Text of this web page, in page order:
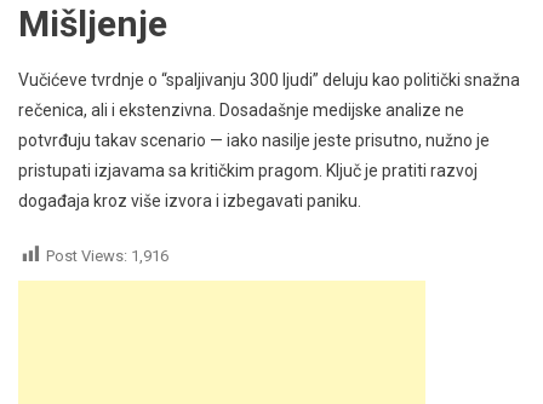
Mišljenje
Vučićeve tvrdnje o “spaljivanju 300 ljudi” deluju kao politički snažna
rečenica, ali i ekstenzivna. Dosadašnje medijske analize ne
potvrđuju takav scenario — iako nasilje jeste prisutno, nužno je
pristupati izjavama sa kritičkim pragom. Ključ je pratiti razvoj
događaja kroz više izvora i izbegavati paniku.
Post Views: 1,916